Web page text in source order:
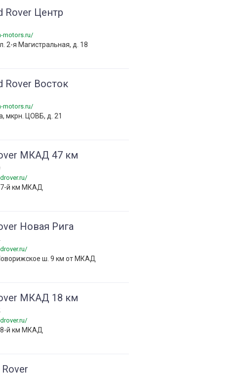
Rover Центр
motors.ru/
2-я Магистральная, д. 18
Rover Восток
motors.ru/
мкрн. ЦОВБ, д. 21
МКАД 47 км
й км МКАД
Новая Рига
ш. 9 км от МКАД
МКАД 18 км
й км МКАД